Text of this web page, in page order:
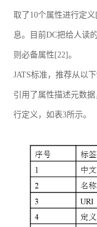
取了10个属性进行定
息。目前DC把给人读
则必备属性[22]。
JATS标准，推荐从以
引用了属性描述元数
行定义，如表3所示。